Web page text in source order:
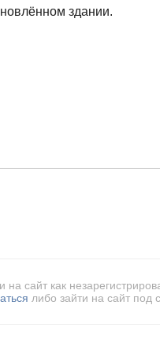
здании.
сайт как
либо зайти на сайт